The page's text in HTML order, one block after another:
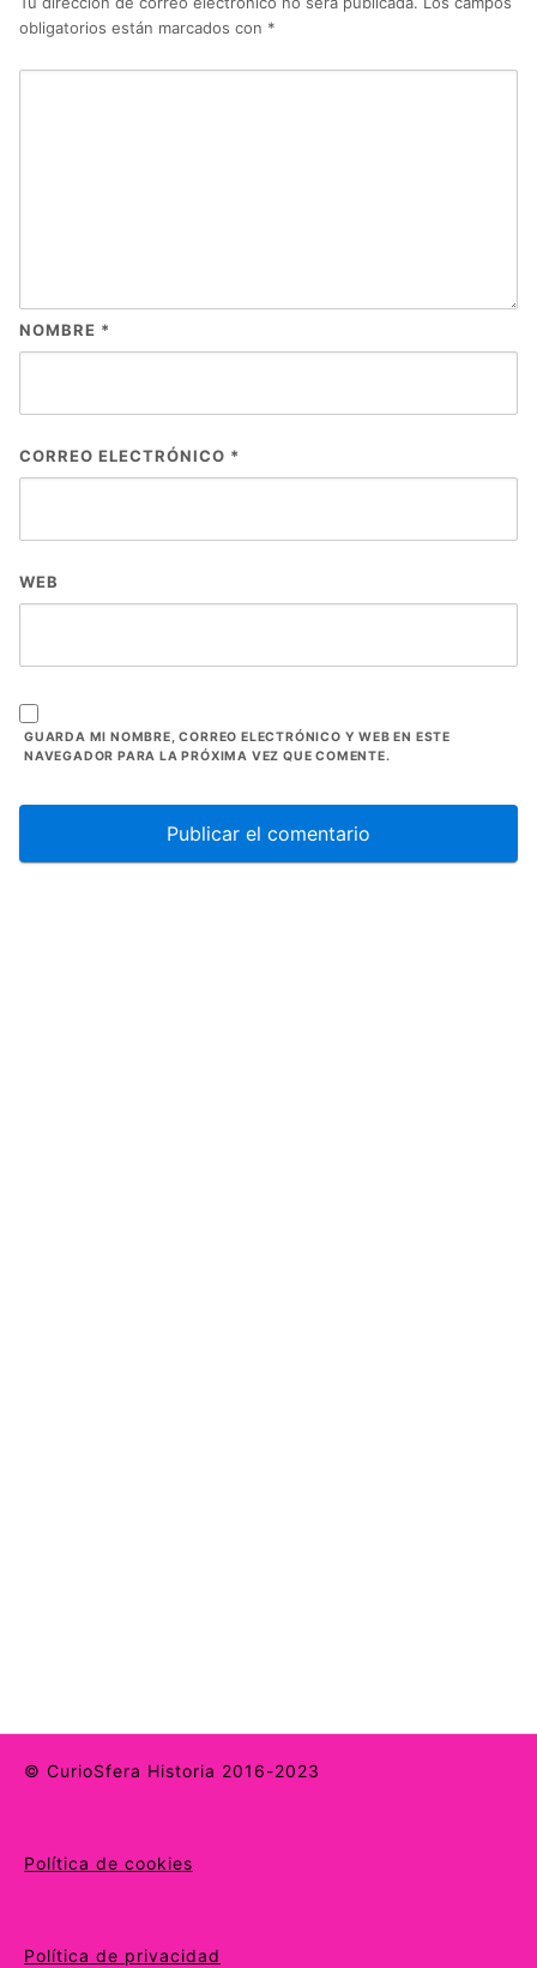
obligatorios están marcados con *
NOMBRE *
CORREO ELECTRÓNICO *
WEB
GUARDA MI NOMBRE, CORREO ELECTRÓNICO Y WEB EN ESTE
NAVEGADOR PARA LA PRÓXIMA VEZ QUE COMENTE.
© CurioSfera Historia 2016-2023
Política de cookies
Política de privacidad